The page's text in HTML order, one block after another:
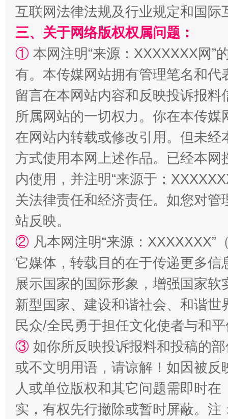
解纷+调解+退费，一次搞定
站台名比不上好声名
漫山遍野的桃花与雪山、麦地、白藏房 除
互联网法律法规及行业规定和国
三、关于网络版权权属问题：
① 本网注明“来源：XXXXXXX网”
有。本传媒网站拥有管理笔名和
留言在本网站内容和反映投诉报
所属网站的一切权力。你在本传
在网站内转载或修改引用。但未
方式使用本网上述作品。已经本
内使用，并注明“来源于：
关法律责任和经济责任。如您对
站反映。
② 凡本网注明“来源：
它媒体，转载目的在于传递更多
展示国家的国际形象，增强国家
新型国家、建设和谐社会、和谐
民众/全民勇于担任文化使者与和
③ 如你所反映投诉报料和投稿的
或不文明用语，请谅解！如因被
人或单位版权和其它问题需即时在
实，有权先行撤除或暂时屏蔽。